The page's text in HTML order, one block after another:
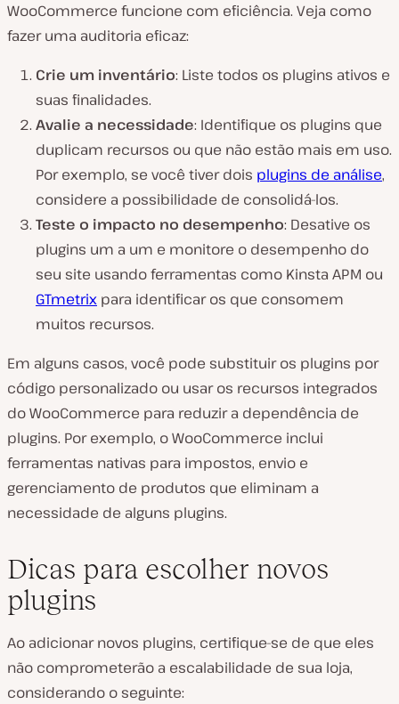
WooCommerce funcione com eficiência. Veja como
fazer uma auditoria eficaz:
Crie um inventário: Liste todos os plugins ativos e
suas finalidades.
Avalie a necessidade: Identifique os plugins que
duplicam recursos ou que não estão mais em uso.
Por exemplo, se você tiver dois plugins de análise,
considere a possibilidade de consolidá-los.
Teste o impacto no desempenho: Desative os
plugins um a um e monitore o desempenho do
seu site usando ferramentas como Kinsta APM ou
GTmetrix para identificar os que consomem
muitos recursos.
Em alguns casos, você pode substituir os plugins por
código personalizado ou usar os recursos integrados
do WooCommerce para reduzir a dependência de
plugins. Por exemplo, o WooCommerce inclui
ferramentas nativas para impostos, envio e
gerenciamento de produtos que eliminam a
necessidade de alguns plugins.
Dicas para escolher novos
plugins
Ao adicionar novos plugins, certifique-se de que eles
não comprometerão a escalabilidade de sua loja,
considerando o seguinte: